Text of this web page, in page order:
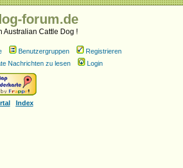
forum.de
Australian Cattle Dog !
Benutzergruppen
Registrieren
Nachrichten zu lesen Login
Index